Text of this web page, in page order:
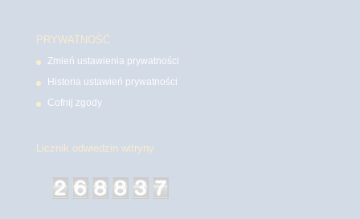
PRYWATNOŚĆ
Zmień ustawienia prywatności
Historia ustawień prywatności
Cofnij zgody
Licznik odwiedzin witryny